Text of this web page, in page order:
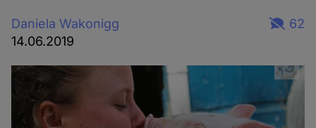
Daniela Wakonigg
14.06.2019
62